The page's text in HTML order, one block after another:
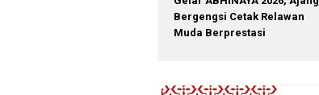
Bergengsi Cetak Relawan
Muda Berprestasi